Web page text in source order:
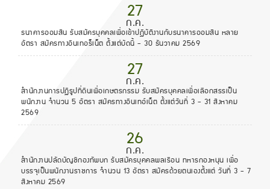
27
ก.ค.
ธนาคารออมสิน รับสมัครบุคคลเพื่อเข้าปฏิบัติงานกับธนาคารออมสิน หลาย
อัตรา สมัครทางอินเทอร็เน็ต ตั้งแต่บัดนี้ - 30 ธันวาคม 2569
27
ก.ค.
สำนักงานการปฏิรูปที่ดินเพื่อเกษตรกรรม รับสมัครบุคคลเพื่อเลือกสรรเป็น
พนักงาน จำนวน 5 อัตรา สมัครทางอินเทอ์เน็ต ตั้งแต่วันที่ 3 - 31 สิงหาคม
2569
26
ก.ค.
สำนักงานปลัดบัญชีกองทัพบก รับสมัครบุคคลพลเรือน ทหารกองหนุน เพื่อ
บรรจุเป็นพนักงานราชการ จำนวน 13 อัตรา สมัครด้วยตนเองตั้งแต่ วันที่ 3 - 7
สิงหาคม 2569